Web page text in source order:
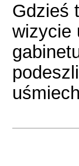
Gdzieś
wizycie